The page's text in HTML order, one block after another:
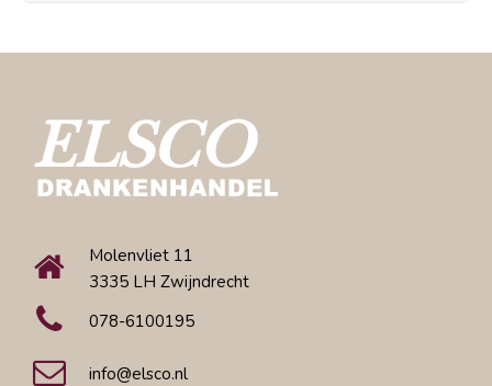
Molenvliet 11
3335 LH Zwijndrecht
078-6100195
info@elsco.nl